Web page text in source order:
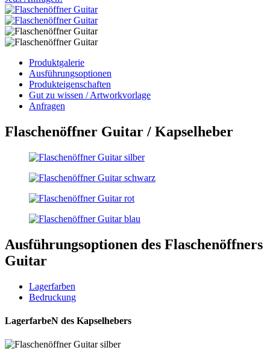
Produktgalerie
Ausführungsoptionen
Produkteigenschaften
Gut zu wissen / Artworkvorlage
Anfragen
Flaschenöffner Guitar / Kapselheber
Ausführungsoptionen des Flaschenöffners
Guitar
Lagerfarben
Bedruckung
LagerfarbeN des Kapselhebers